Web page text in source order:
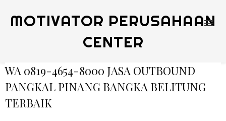
MOTIVATOR PERUSAHAAN
CENTER
WA 0819-4654-8000 JASA OUTBOUND
PANGKAL PINANG BANGKA BELITUNG
TERBAIK